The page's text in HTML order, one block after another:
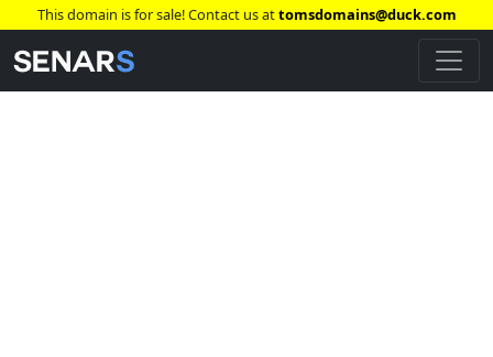
This domain is for sale! Contact us attomsdomains@duck.com